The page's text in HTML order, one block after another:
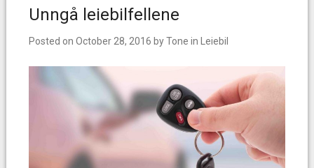
Unngå leiebilfellene
Posted on October 28, 2016 byTone in Leiebil